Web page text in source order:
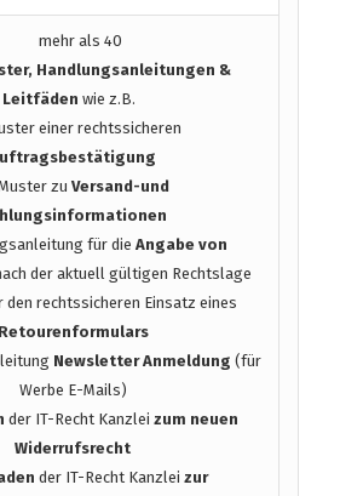
mehr als 40
Handlungsanleitungen &
Leitfäden wie z.B.
einer rechtssicheren
zuVersand-und
für die Angabe von
der aktuell gültigen Rechtslage
den rechtssicheren Einsatz eines
Retourenformulars
Newsletter Anmeldung (für
Werbe E-Mails)
der IT-Recht Kanzleizum neuen
Widerrufsrecht
der IT-Recht Kanzleizur